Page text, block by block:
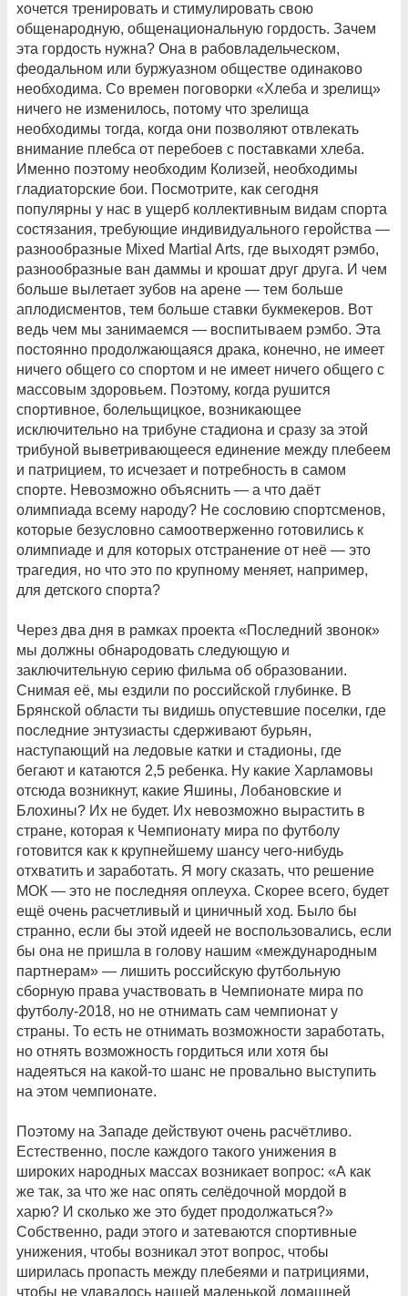
хочется тренировать и стимулировать свою
общенародную, общенациональную гордость. Зачем
эта гордость нужна? Она в рабовладельческом,
феодальном или буржуазном обществе одинаково
необходима. Со времен поговорки «Хлеба и зрелищ»
ничего не изменилось, потому что зрелища
необходимы тогда, когда они позволяют отвлекать
внимание плебса от перебоев с поставками хлеба.
Именно поэтому необходим Колизей, необходимы
гладиаторские бои. Посмотрите, как сегодня
популярны у нас в ущерб коллективным видам спорта
состязания, требующие индивидуального геройства —
разнообразные Mixed Martial Arts, где выходят рэмбо,
разнообразные ван даммы и крошат друг друга. И чем
больше вылетает зубов на арене — тем больше
аплодисментов, тем больше ставки букмекеров. Вот
ведь чем мы занимаемся — воспитываем рэмбо. Эта
постоянно продолжающаяся драка, конечно, не имеет
ничего общего со спортом и не имеет ничего общего с
массовым здоровьем. Поэтому, когда рушится
спортивное, болельщицкое, возникающее
исключительно на трибуне стадиона и сразу за этой
трибуной выветривающееся единение между плебеем
и патрицием, то исчезает и потребность в самом
спорте. Невозможно объяснить — а что даёт
олимпиада всему народу? Не сословию спортсменов,
которые безусловно самоотверженно готовились к
олимпиаде и для которых отстранение от неё — это
трагедия, но что это по крупному меняет, например,
для детского спорта?
Через два дня в рамках проекта «Последний звонок»
мы должны обнародовать следующую и
заключительную серию фильма об образовании.
Снимая её, мы ездили по российской глубинке. В
Брянской области ты видишь опустевшие поселки, где
последние энтузиасты сдерживают бурьян,
наступающий на ледовые катки и стадионы, где
бегают и катаются 2,5 ребенка. Ну какие Харламовы
отсюда возникнут, какие Яшины, Лобановские и
Блохины? Их не будет. Их невозможно вырастить в
стране, которая к Чемпионату мира по футболу
готовится как к крупнейшему шансу чего-нибудь
отхватить и заработать. Я могу сказать, что решение
МОК — это не последняя оплеуха. Скорее всего, будет
ещё очень расчетливый и циничный ход. Было бы
странно, если бы этой идеей не воспользовались, если
бы она не пришла в голову нашим «международным
партнерам» — лишить российскую футбольную
сборную права участвовать в Чемпионате мира по
футболу-2018, но не отнимать сам чемпионат у
страны. То есть не отнимать возможности заработать,
но отнять возможность гордиться или хотя бы
надеяться на какой-то шанс не провально выступить
на этом чемпионате.
Поэтому на Западе действуют очень расчётливо.
Естественно, после каждого такого унижения в
широких народных массах возникает вопрос: «А как
же так, за что же нас опять селёдочной мордой в
харю? И сколько же это будет продолжаться?»
Собственно, ради этого и затеваются спортивные
унижения, чтобы возникал этот вопрос, чтобы
ширилась пропасть между плебеями и патрициями,
чтобы не удавалось нашей маленькой домашней